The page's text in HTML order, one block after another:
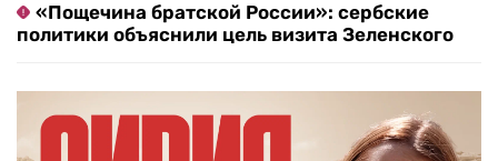
«Пощечина братской России»: сербские
политики объяснили цель визита Зеленского